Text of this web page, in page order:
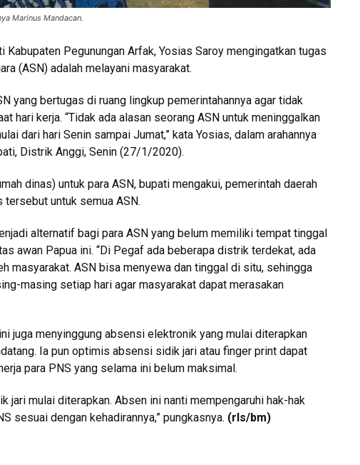
Marinus Mandacan.
Kabupaten Pegunungan Arfak, Yosias Saroy mengingatkan tugas
(ASN) adalah melayani masyarakat.
yang bertugas di ruang lingkup pemerintahannya agar tidak
hari kerja. “Tidak ada alasan seorang ASN untuk meninggalkan
dari hari Senin sampai Jumat,” kata Yosias, dalam arahannya
Distrik Anggi, Senin (27/1/2020).
dinas) untuk para ASN, bupati mengakui, pemerintah daerah
untuk semua ASN.
alternatif bagi para ASN yang belum memiliki tempat tinggal
awan Papua ini. “Di Pegaf ada beberapa distrik terdekat, ada
masyarakat. ASN bisa menyewa dan tinggal di situ, sehingga
masing setiap hari agar masyarakat dapat merasakan
juga menyinggung absensi elektronik yang mulai diterapkan
Ia pun optimis absensi sidik jari atau finger print dapat
para PNS yang selama ini belum maksimal.
jari mulai diterapkan. Absen ini nanti mempengaruhi hak-hak
sesuai dengan kehadirannya,” pungkasnya. (rls/bm)